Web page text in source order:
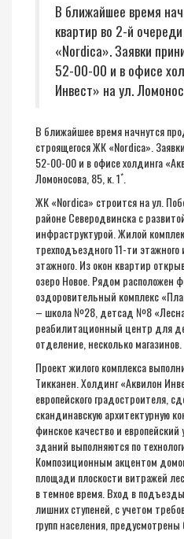
В ближайшее время
квартир во 2-й
«Nordica». Заявки
52-00-00 и в офисе
Инвест» на ул.
В ближайшее время начнутся
строящегося ЖК «Nordica».
52-00-00 и в офисе холдинга
Ломоносова, 85, к. 1*
ЖК «Nordica» строится на ул.
районе Северодвинска с
инфраструктурой. Жилой
трехподъездного 11-ти
этажного. Из окон квартир
озеро Новое. Рядом расположен
оздоровительный комплекс
– школа №28, детсад №8
реабилитационный центр для
отделение, несколько магазинов.
Проект жилого комплекса
Тикканен. Холдинг «Аквилон
европейского градостроителя,
скандинавскую архитектурную
финское качество и
зданий выполняются по
Композиционным акцентом
площади плоскости витражей
в темное время. Вход в
лишних ступеней, с учетом
групп населения,